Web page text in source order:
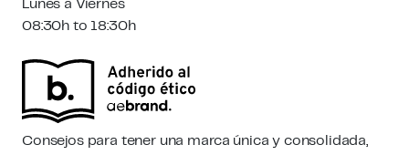
Lunes a Viernes
08:30h to 18:30h
Consejos para tener una marca única y consolidada,